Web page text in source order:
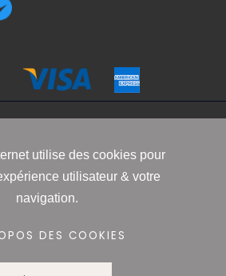
générales de vente
confidentialité
utilise des cookies pour
utilisateur & votre
navigation.
DES COOKIES